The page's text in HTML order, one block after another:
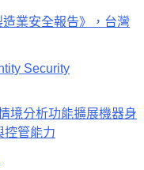
業安全報告》，台灣
境分析功能擴展機器身
控管能力